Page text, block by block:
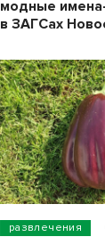
модные
в ЗАГСах
развлечения